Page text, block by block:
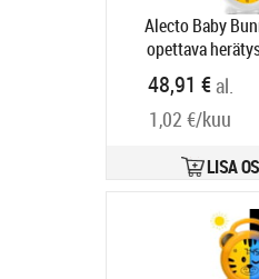
Alecto Baby
opettava
Tootekood:
Tarneaeg
48,91 €al.
1,02 €/kuu
LISA